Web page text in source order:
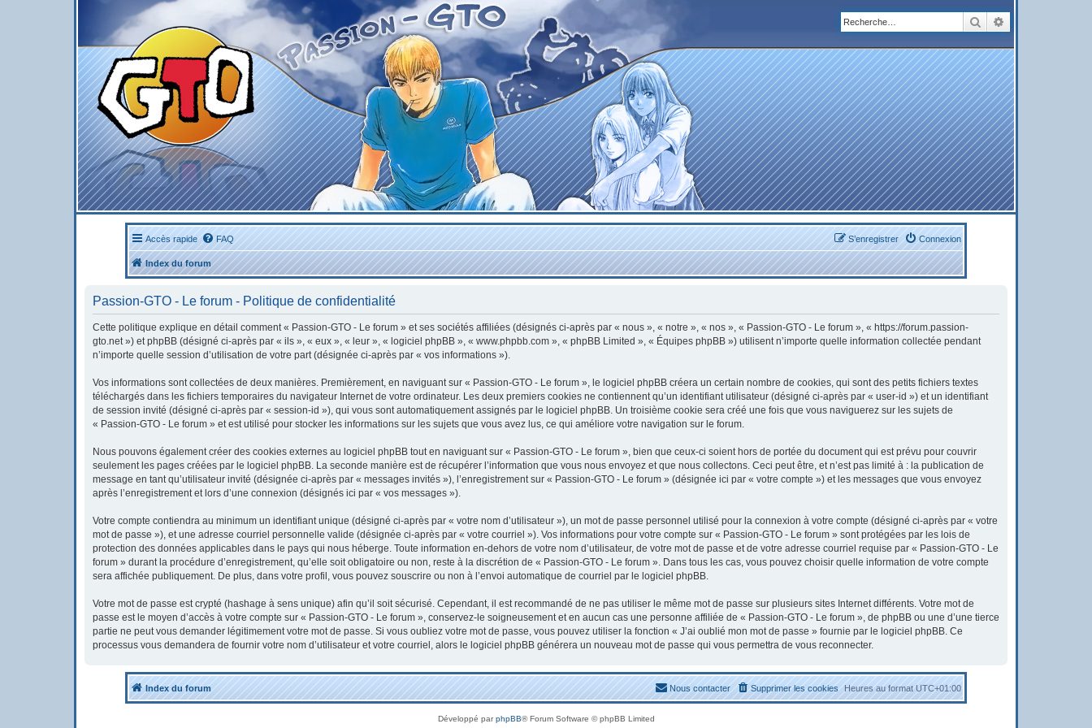
Rechercher
Accès rapide FAQ Connexion
S’enregistrer
Index du forum
Passion-GTO - Le forum - Politique de confidentialité
Cette politique explique en détail comment « Passion-GTO - Le forum » et ses sociétés affiliées (désignés ci-après par « nous », « notre », « nos », « Passion-GTO - Le forum », « https://forum.passion-
gto.net ») et phpBB (désigné ci-après par « ils », « eux », « leur », « logiciel phpBB », « www.phpbb.com », « phpBB Limited », « Équipes phpBB ») utilisent n’importe quelle information collectée pendant
n’importe quelle session d’utilisation de votre part (désignée ci-après par « vos informations »).
Vos informations sont collectées de deux manières. Premièrement, en naviguant sur « Passion-GTO - Le forum », le logiciel phpBB créera un certain nombre de cookies, qui sont des petits fichiers textes
téléchargés dans les fichiers temporaires du navigateur Internet de votre ordinateur. Les deux premiers cookies ne contiennent qu’un identifiant utilisateur (désigné ci-après par « user-id ») et un identifiant
de session invité (désigné ci-après par « session-id »), qui vous sont automatiquement assignés par le logiciel phpBB. Un troisième cookie sera créé une fois que vous naviguerez sur les sujets de
« Passion-GTO - Le forum » et est utilisé pour stocker les informations sur les sujets que vous avez lus, ce qui améliore votre navigation sur le forum.
Nous pouvons également créer des cookies externes au logiciel phpBB tout en naviguant sur « Passion-GTO - Le forum », bien que ceux-ci soient hors de portée du document qui est prévu pour couvrir
seulement les pages créées par le logiciel phpBB. La seconde manière est de récupérer l’information que vous nous envoyez et que nous collectons. Ceci peut être, et n’est pas limité à : la publication de
message en tant qu’utilisateur invité (désignée ci-après par « messages invités »), l’enregistrement sur « Passion-GTO - Le forum » (désignée ici par « votre compte ») et les messages que vous envoyez
après l’enregistrement et lors d’une connexion (désignés ici par « vos messages »).
Votre compte contiendra au minimum un identifiant unique (désigné ci-après par « votre nom d’utilisateur »), un mot de passe personnel utilisé pour la connexion à votre compte (désigné ci-après par « votre
mot de passe »), et une adresse courriel personnelle valide (désignée ci-après par « votre courriel »). Vos informations pour votre compte sur « Passion-GTO - Le forum » sont protégées par les lois de
protection des données applicables dans le pays qui nous héberge. Toute information en-dehors de votre nom d’utilisateur, de votre mot de passe et de votre adresse courriel requise par « Passion-GTO - Le
forum » durant la procédure d’enregistrement, qu’elle soit obligatoire ou non, reste à la discrétion de « Passion-GTO - Le forum ». Dans tous les cas, vous pouvez choisir quelle information de votre compte
sera affichée publiquement. De plus, dans votre profil, vous pouvez souscrire ou non à l’envoi automatique de courriel par le logiciel phpBB.
Votre mot de passe est crypté (hashage à sens unique) afin qu’il soit sécurisé. Cependant, il est recommandé de ne pas utiliser le même mot de passe sur plusieurs sites Internet différents. Votre mot de
passe est le moyen d’accès à votre compte sur « Passion-GTO - Le forum », conservez-le soigneusement et en aucun cas une personne affiliée de « Passion-GTO - Le forum », de phpBB ou une d’une tierce
partie ne peut vous demander légitimement votre mot de passe. Si vous oubliez votre mot de passe, vous pouvez utiliser la fonction « J’ai oublié mon mot de passe » fournie par le logiciel phpBB. Ce
processus vous demandera de fournir votre nom d’utilisateur et votre courriel, alors le logiciel phpBB générera un nouveau mot de passe qui vous permettra de vous reconnecter.
Index du forum Heures au formatUTC+01:00
Supprimer les cookies
Nous contacter
Développé parphpBB® Forum Software © phpBB Limited